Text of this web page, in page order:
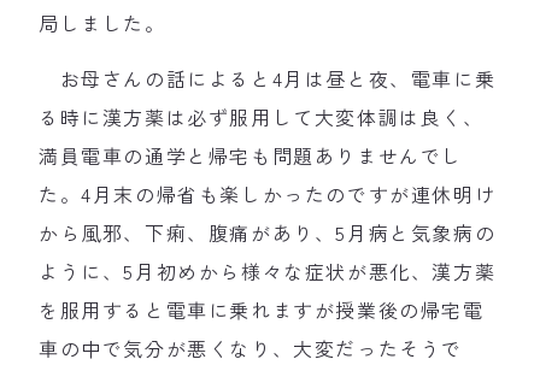
局しました。
お母さんの話によると4月は昼と夜、電車に乗
る時に漢方薬は必ず服用して大変体調は良く、
満員電車の通学と帰宅も問題ありませんでし
た。4月末の帰省も楽しかったのですが連休明け
から風邪、下痢、腹痛があり、5月病と気象病の
ように、5月初めから様々な症状が悪化、漢方薬
を服用すると電車に乗れますが授業後の帰宅電
車の中で気分が悪くなり、大変だったそうで